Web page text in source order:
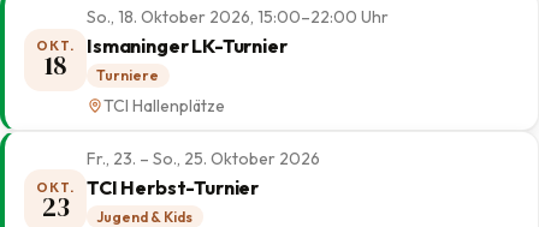
OKT.
18
So., 18. Oktober 2026, 15:00–22:00 Uhr
Ismaninger LK-Turnier
Turniere
TCI Hallenplätze
OKT.
23
Fr., 23. – So., 25. Oktober 2026
TCI Herbst-Turnier
Jugend & Kids